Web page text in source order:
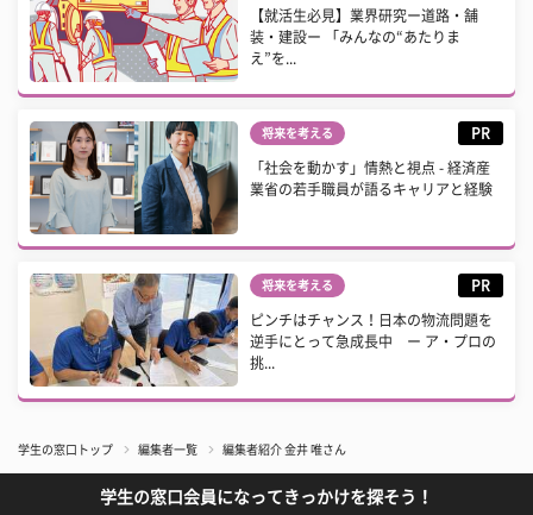
【就活生必見】業界研究ー道路・舗
装・建設ー 「みんなの“あたりま
え”を...
将来を考える PR
「社会を動かす」情熱と視点 - 経済産
業省の若手職員が語るキャリアと経験
将来を考える PR
ピンチはチャンス！日本の物流問題を
逆手にとって急成長中 ー ア・プロの
挑...
学生の窓口トップ 編集者一覧 編集者紹介 金井 唯さん
学生の窓口会員になってきっかけを探そう！